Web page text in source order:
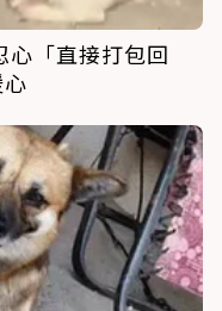
心「直接打包回